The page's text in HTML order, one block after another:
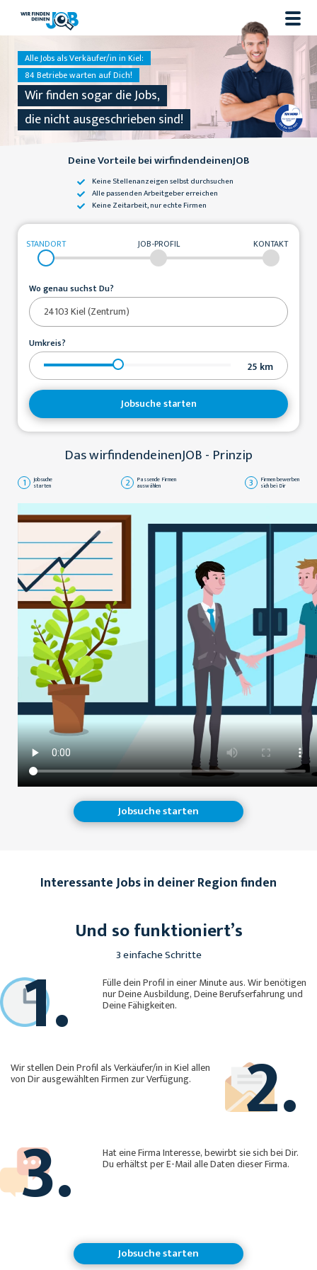
Alle Jobs als Verkäufer/in in Kiel:
84 Betriebe warten auf Dich!
Wir finden sogar die Jobs,
die nicht ausgeschrieben sind!
Deine Vorteile bei wirfindendeinenJOB
Keine Stellenanzeigenselbst durchsuchen
Alle passendenArbeitgeber erreichen
Keine Zeitarbeit,nur echte Firmen
STANDORT JOB-PROFIL KONTAKT
Wo genau suchst Du?
Umkreis?
25 km
Jobsuche starten
Das wirfindendeinenJOB - Prinzip
1 Jobsuche
starten 2 Passende Firmen
auswählen 3 Firmen bewerben
sich bei Dir
Jobsuche starten
Interessante Jobs in deiner Region finden
Und so funktioniert’s
3 einfache Schritte
1. Fülle dein Profil in einer Minute aus. Wir benötigen
nur Deine Ausbildung, Deine Berufserfahrung und
Deine Fähigkeiten.
2.
Wir stellen Dein Profil als Verkäufer/in in Kiel allen
von Dir ausgewählten Firmen zur Verfügung.
3. Hat eine Firma Interesse, bewirbt sie sich bei Dir.
Du erhältst per E-Mail alle Daten dieser Firma.
Jobsuche starten